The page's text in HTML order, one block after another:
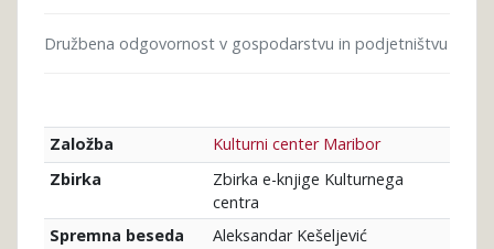
Družbena odgovornost v gospodarstvu in podjetništvu
Založba
Kulturni center Maribor
Zbirka
Zbirka e-knjige Kulturnega
centra
Spremna beseda
Aleksandar Kešeljević